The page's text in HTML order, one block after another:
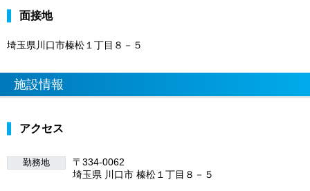
面接地
埼玉県川口市榛松１丁目８－５
施設情報
アクセス
勤務地
〒334-0062
埼玉県 川口市 榛松１丁目８－５